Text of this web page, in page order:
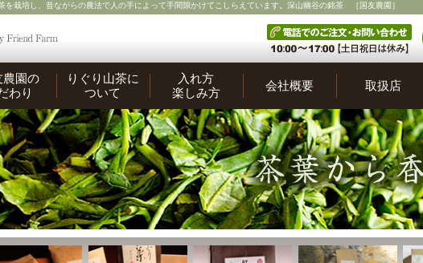
栽培し、昔ながらの農法で人の手によって手間隙かけてこしらえています。深山幽谷の銘茶 ［国友農園］
農園の
わり
りぐり山茶に
ついて
入れ方
楽しみ方
会社概要 取扱店